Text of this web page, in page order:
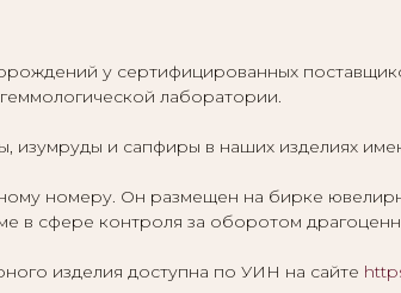
у сертифицированных
лаборатории.
и сапфиры в наших изделиях
номеру. Он размещен на бирке
сфере контроля за оборотом
изделия доступна по УИН на сайте